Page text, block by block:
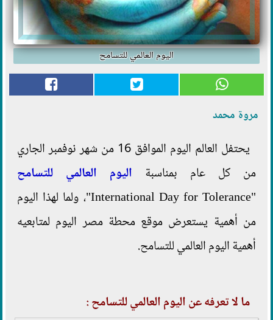
اليوم العالمي للتسامح
مروة محمد
يحتفل العالم اليوم الموافق 16 من شهر نوفمبر الجاري
من كل عام بمناسبة اليوم العالمي للتسامح
"International Day for Tolerance"، ولما لهذا اليوم
من أهمية يستعرض موقع محطة مصر اليوم لمتابعيه
أهمية اليوم العالمي للتسامح.
ما لا تعرفه عن اليوم العالمي للتسامح :